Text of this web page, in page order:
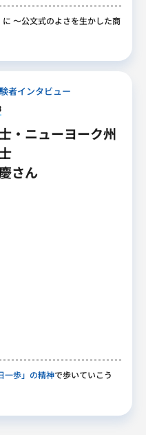
に ～公文式のよさを生かした商
者インタビュー
・ニューヨーク州
さん
一歩」の精神で歩いていこう